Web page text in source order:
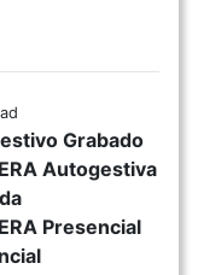
Grabado
Autogestiva
Presencial